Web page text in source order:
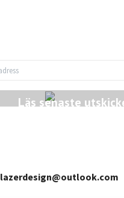
Läs senaste
lazerdesign@outlook.com